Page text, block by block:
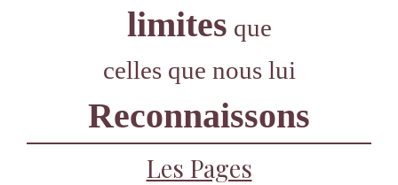
limites que
celles que nous lui
Reconnaissons
Les Pages